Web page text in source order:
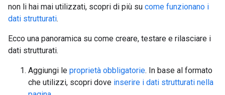
non li hai mai utilizzati, scopri di più su come funzionano i
dati strutturati.
Ecco una panoramica su come creare, testare e rilasciare i
dati strutturati.
Aggiungi le proprietà obbligatorie. In base al formato
che utilizzi, scopri dove inserire i dati strutturati nella